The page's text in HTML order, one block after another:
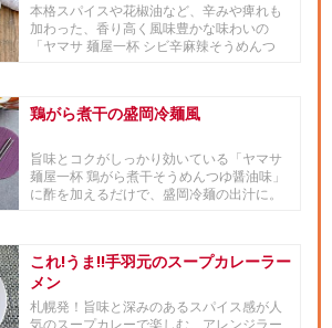
本格スパイスや花椒油など、辛みや痺れも
加わった、香り高く風味豊かな味わいの
「ヤマサ 麺屋一杯 シビ辛麻辣そうめんつ
鶏がら煮干の盛岡冷麺風
旨味とコクがしっかり効いている「ヤマサ
麺屋一杯 鶏がら煮干そうめんつゆ醤油味」
に酢を加えるだけで、盛岡冷麺の出汁に。
これ!うま!!手羽元のスープカレーラー
メン
札幌発！旨味と深みのあるスパイス感が人
気のスープカレーで楽しむ、アレンジラー